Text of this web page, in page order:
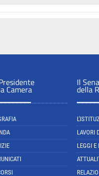
Camera
Il
della
LAVORI
LEGGI E